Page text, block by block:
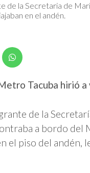
de la Secretaria de
en el andén.
Tacuba hirió a
de la
a bordo del
el piso del andén,